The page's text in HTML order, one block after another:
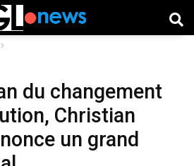
du changement
Christian
un grand